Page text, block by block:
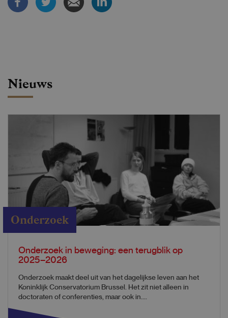
Nieuws
Onderzoek
Onderzoek in beweging: een terugblik op
2025–2026
Onderzoek maakt deel uit van het dagelijkse leven aan het
Koninklijk Conservatorium Brussel. Het zit niet alleen in
doctoraten of conferenties, maar ook in....